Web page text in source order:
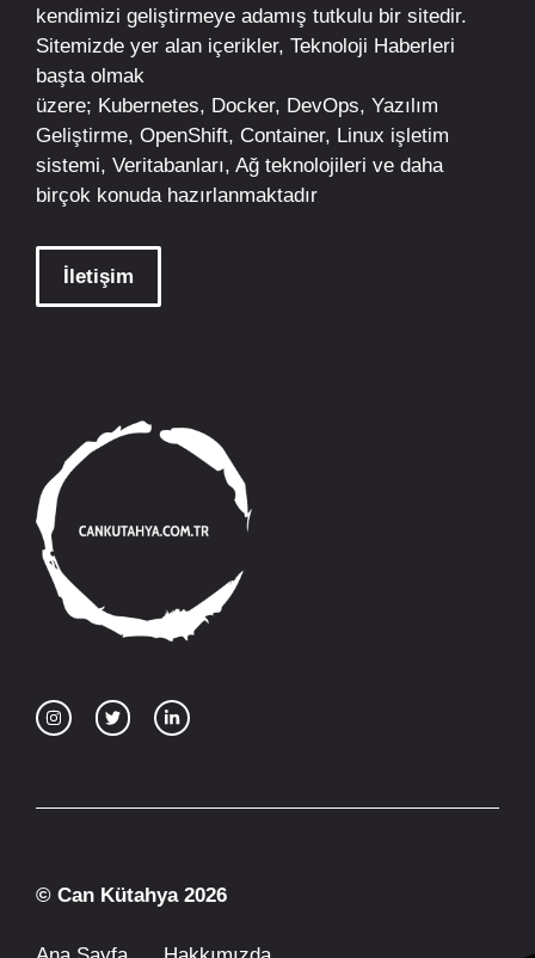
kendimizi geliştirmeye adamış tutkulu bir sitedir.
Sitemizde yer alan içerikler, Teknoloji Haberleri
başta olmak
üzere; Kubernetes, Docker, DevOps, Yazılım
Geliştirme, OpenShift, Container, Linux işletim
sistemi, Veritabanları, Ağ teknolojileri ve daha
birçok konuda hazırlanmaktadır
İletişim
© Can Kütahya 2026